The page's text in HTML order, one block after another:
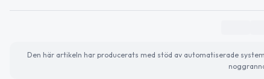
Den här artikeln har producerats med stöd av automatiserade